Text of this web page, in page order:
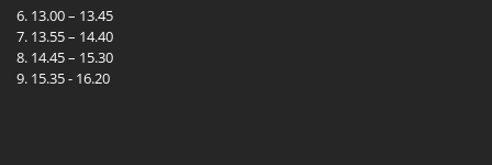
6. 13.00 – 13.45
7. 13.55 – 14.40
8. 14.45 – 15.30
9. 15.35 - 16.20